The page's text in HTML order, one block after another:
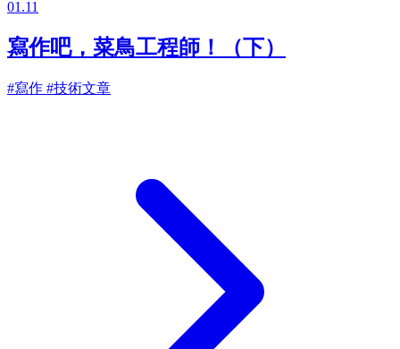
01.11
寫作吧，菜鳥工程師！（下）
#寫作 #技術文章